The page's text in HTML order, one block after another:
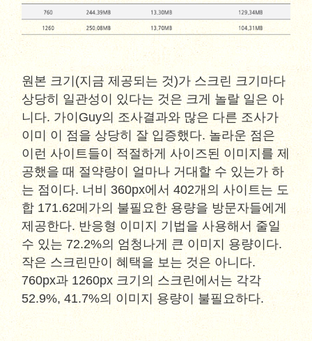
원본 크기(지금 제공되는 것)가 스크린 크기마다
상당히 일관성이 있다는 것은 크게 놀랄 일은 아
니다. 가이Guy의 조사결과와 많은 다른 조사가
이미 이 점을 상당히 잘 입증했다. 놀라운 점은
이런 사이트들이 적절하게 사이즈된 이미지를 제
공했을 때 절약량이 얼마나 거대할 수 있는가 하
는 점이다. 너비 360px에서 402개의 사이트는 도
합 171.62메가의 불필요한 용량을 방문자들에게
제공한다. 반응형 이미지 기법을 사용해서 줄일
수 있는 72.2%의 엄청나게 큰 이미지 용량이다.
작은 스크린만이 혜택을 보는 것은 아니다.
760px과 1260px 크기의 스크린에서는 각각
52.9%, 41.7%의 이미지 용량이 불필요하다.